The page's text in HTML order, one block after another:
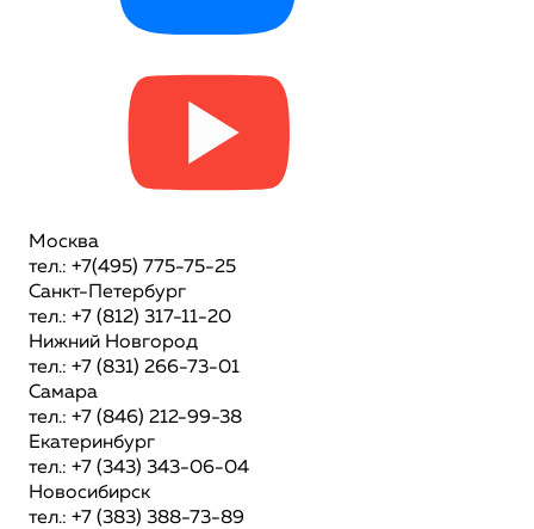
Москва
тел.: +7(495) 775-75-25
Санкт-Петербург
тел.: +7 (812) 317-11-20
Нижний Новгород
тел.: +7 (831) 266-73-01
Самара
тел.: +7 (846) 212-99-38
Екатеринбург
тел.: +7 (343) 343-06-04
Новосибирск
тел.: +7 (383) 388-73-89